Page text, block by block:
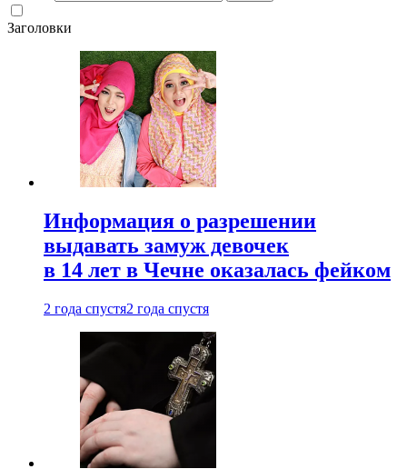
Заголовки
Информация о разрешении
выдавать замуж девочек
в 14 лет в Чечне оказалась фейком
2 года спустя2 года спустя